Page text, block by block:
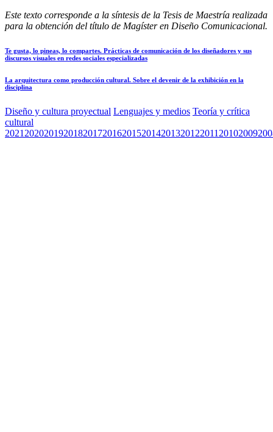
Este texto corresponde a la síntesis de la Tesis de Maestría realizada
para la obtención del título de Magíster en Diseño Comunicacional.
Te gusta, lo pineas, lo compartes. Prácticas de comunicación de los diseñadores y sus
discursos visuales en redes sociales especializadas
La arquitectura como producción cultural. Sobre el devenir de la exhibición en la
disciplina
Diseño y cultura proyectual Lenguajes y medios Teoría y crítica
cultural
2021202020192018201720162015201420132012201120102009